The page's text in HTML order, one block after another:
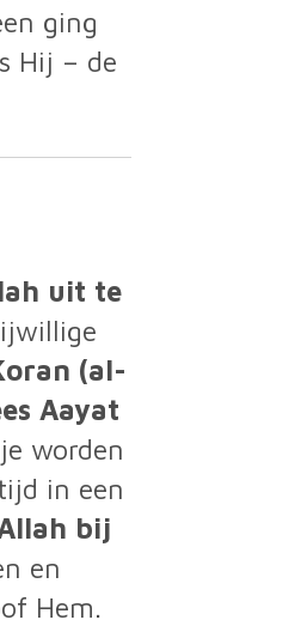
ging
Hij – de
uit te
(al-
Aayat
worden
in een
bij
en
Hem.